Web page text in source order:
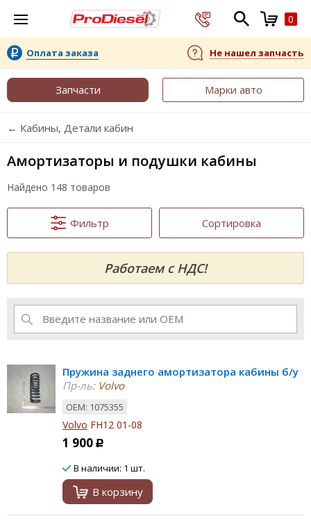
0
Оплата заказа Не нашел запчасть
Запчасти Марки авто
← Кабины, Детали кабин
Амортизаторы и подушки кабины
Найдено 148 товаров
Фильтр Сортировка
Работаем с НДС!
Пружина заднего амортизатора кабины б/у
Пр-ль:Volvo
ОЕМ: 1075355
Volvo FH12 01-08
1 900 Р
В наличии: 1 шт.
В корзину